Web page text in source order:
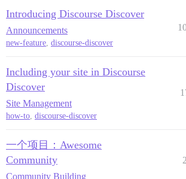
Introducing Discourse Discover
Announcements
new-feature, discourse-discover
Including your site in Discourse
Discover
Site Management
how-to, discourse-discover
一个项目：Awesome
Community
Community Building
2